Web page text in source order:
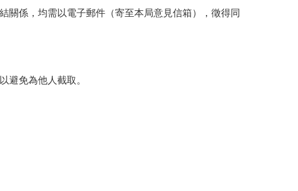
關係，均需以電子郵件（寄至本局意見信箱），徵得同
避免為他人截取。